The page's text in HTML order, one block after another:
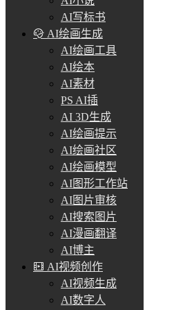
AI写标书
AI绘画生成
AI绘画工具
AI绘本
AI素材
PS AI插
AI 3D生成
AI绘画提示
AI绘画社区
AI绘画模型
AI图形工作站
AI图片审核
AI搜索图片
AI漫画翻译
AI博主
AI视频创作
AI视频生成
AI数字人